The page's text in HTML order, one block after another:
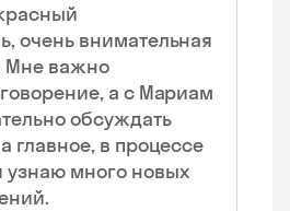
очень внимательная
Мне важно
а с Мариам
обсуждать
главное, в процессе
много новых